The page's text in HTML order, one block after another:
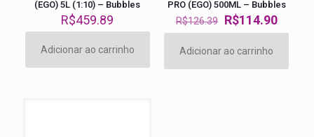
(EGO) 5L (1:10) – Bubbles
R$459.89
Adicionar ao carrinho
PRO (EGO) 500ML – Bubbles
R$126.39 O
preço
original
era:
R$126.39.
R$114.90O
preço
Adicionar ao carrinho